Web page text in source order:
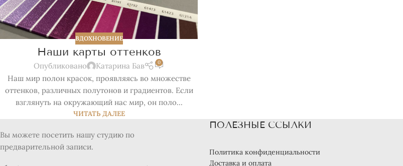
ВДОХНОВЕНИЕ
Наши карты оттенков
Опубликовано Катарина Бав 0
Наш мир полон красок, проявляясь во множестве
оттенков, различных полутонов и градиентов. Если
взглянуть на окружающий нас мир, он поло...
ЧИТАТЬ ДАЛЕЕ
Вы можете посетить нашу студию по
предварительной записи.
ПОЛЕЗНЫЕ ССЫЛКИ
Политика конфиденциальности
Доставка и оплата